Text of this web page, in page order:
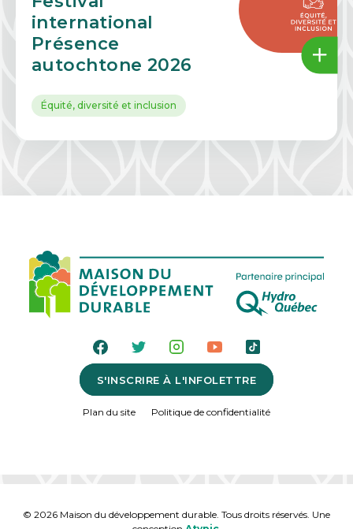
international
Présence
autochtone 2026
Équité, diversité et inclusion
S'INSCRIRE À L'INFOLETTRE
Plan du site Politique de confidentialité
© 2026 Maison du développement durable. Tous droits réservés. Une